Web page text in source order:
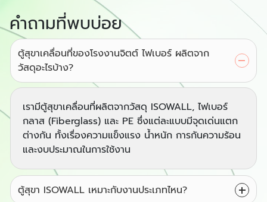
คำถามที่พบบ่อย
ตู้สุขาเคลื่อนที่ของโรงงานจิตต์ ไฟเบอร์ ผลิตจาก
วัสดุอะไรบ้าง?
เรามีตู้สุขาเคลื่อนที่ผลิตจากวัสดุ ISOWALL, ไฟเบอร์
กลาส (Fiberglass) และ PE ซึ่งแต่ละแบบมีจุดเด่นแตก
ต่างกัน ทั้งเรื่องความแข็งแรง น้ำหนัก การกันความร้อน
และงบประมาณในการใช้งาน
ตู้สุขา ISOWALL เหมาะกับงานประเภทไหน?